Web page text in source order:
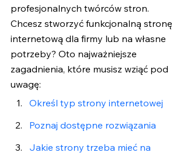
profesjonalnych twórców stron.
Chcesz stworzyć funkcjonalną stronę
internetową dla firmy lub na własne
potrzeby? Oto najważniejsze
zagadnienia, które musisz wziąć pod
uwagę:
Określ typ strony internetowej
Poznaj dostępne rozwiązania
Jakie strony trzeba mieć na